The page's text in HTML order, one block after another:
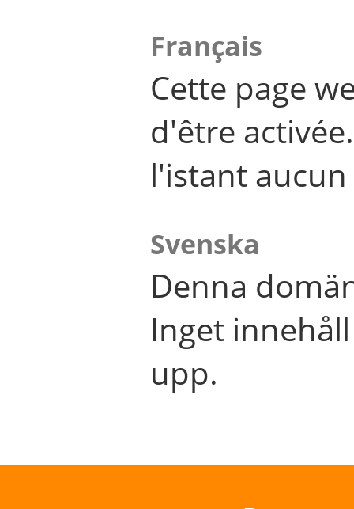
Français
Cette page
d'être
l'istant
Svenska
Denna
Inget
upp.